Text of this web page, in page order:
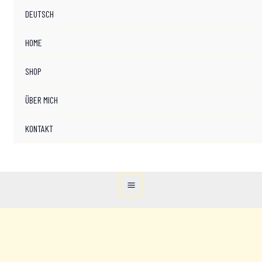
DEUTSCH
HOME
SHOP
ÜBER MICH
KONTAKT